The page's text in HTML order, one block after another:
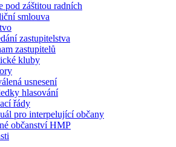
pod záštitou radních
smlouva
zastupitelstva
zastupitelů
kluby
usnesení
hlasování
řády
pro interpelující občany
občanství HMP